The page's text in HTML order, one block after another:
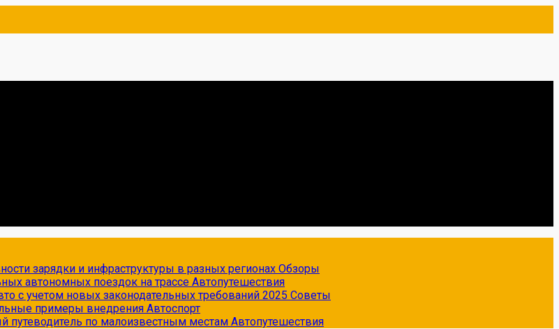
зарядки и инфраструктуры в разных регионах Обзоры
автономных поездок на трассе Автопутешествия
с учетом новых законодательных требований 2025 Советы
примеры внедрения Автоспорт
путеводитель по малоизвестным местам Автопутешествия